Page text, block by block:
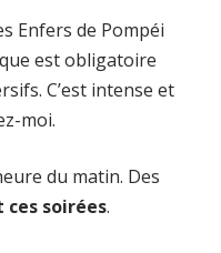
Enfers de Pompéi
est obligatoire
C’est intense et
moi.
du matin. Des
soirées.